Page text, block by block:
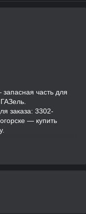
часть для
заказа: 3302-
— купить